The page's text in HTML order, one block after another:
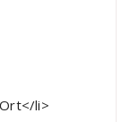
li>